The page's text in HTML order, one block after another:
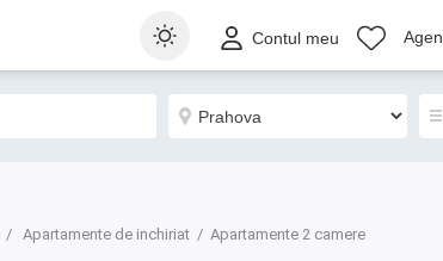
Contul meu
Apartamente de inchiriat Apartamente 2 camere
EUR Sortează Hartă